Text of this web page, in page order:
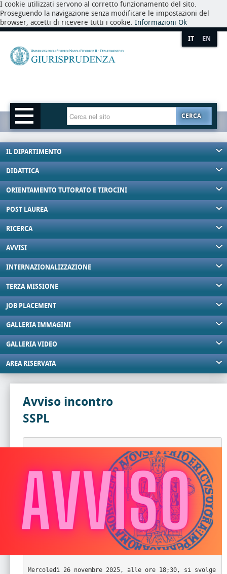
I cookie utilizzati servono al corretto funzionamento del sito.
Proseguendo la navigazione senza modificare le impostazioni del
browser, accetti di ricevere tutti i cookie. Informazioni Ok
IT EN
CERCA
IL DIPARTIMENTO
DIDATTICA
ORIENTAMENTO TUTORATO E TIROCINI
POST LAUREA
RICERCA
AVVISI
INTERNAZIONALIZZAZIONE
TERZA MISSIONE
JOB PLACEMENT
GALLERIA IMMAGINI
GALLERIA VIDEO
AREA RISERVATA
Avviso incontro
SSPL
Mercoledì 26 novembre 2025, alle ore 18;30, si svolge